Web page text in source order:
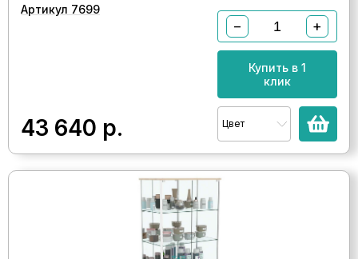
Артикул 7699
43 640 р.
− +
Купить в 1
клик
Цвет